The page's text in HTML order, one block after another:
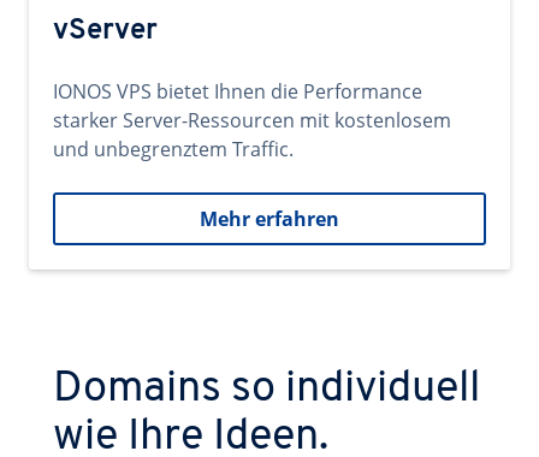
vServer
IONOS VPS bietet Ihnen die Performance
starker Server-Ressourcen mit kostenlosem
und unbegrenztem Traffic.
Mehr erfahren
Domains so individuell
wie Ihre Ideen.